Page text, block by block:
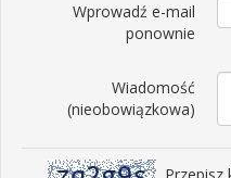
Wprowadź e-mail
ponownie
Wiadomość
(nieobowiązkowa)